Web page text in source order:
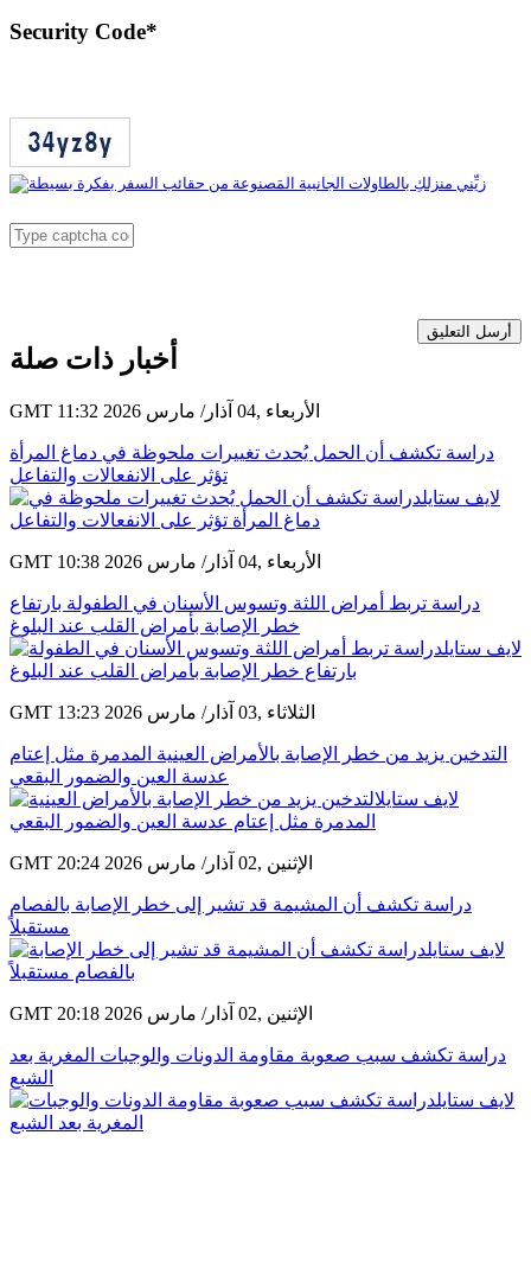
Security Code*
أرسل التعليق
أخبار ذات صلة
GMT 11:32 2026 الأربعاء ,04 آذار/ مارس
دراسة تكشف أن الحمل يُحدث تغييرات ملحوظة في دماغ المرأة
تؤثر على الانفعالات والتفاعل
GMT 10:38 2026 الأربعاء ,04 آذار/ مارس
دراسة تربط أمراض اللثة وتسوس الأسنان في الطفولة بارتفاع
خطر الإصابة بأمراض القلب عند البلوغ
GMT 13:23 2026 الثلاثاء ,03 آذار/ مارس
التدخين يزيد من خطر الإصابة بالأمراض العينية المدمرة مثل إعتام
عدسة العين والضمور البقعي
GMT 20:24 2026 الإثنين ,02 آذار/ مارس
دراسة تكشف أن المشيمة قد تشير إلى خطر الإصابة بالفصام
مستقبلاً
GMT 20:18 2026 الإثنين ,02 آذار/ مارس
دراسة تكشف سبب صعوبة مقاومة الدونات والوجبات المغرية بعد
الشبع